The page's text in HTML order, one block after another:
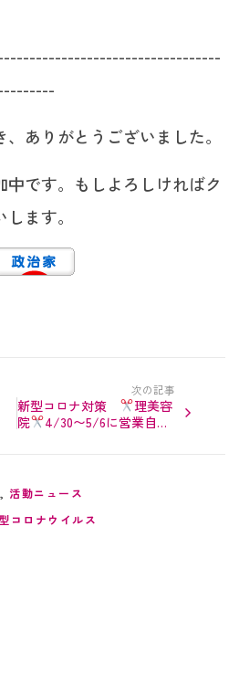
ありがとうございました。
中です。もしよろしければク
ます。
次の記事
新型コロナ対策
理美容
院
4/30〜5/6に営業自粛
, 活動ニュース
コロナウイルス